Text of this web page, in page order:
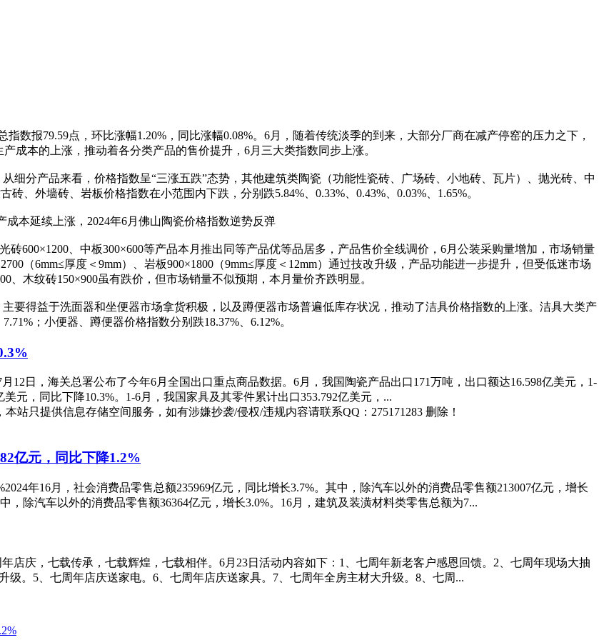
数报79.59点，环比涨幅1.20%，同比涨幅0.08%。6月，随着传统淡季的到来，大部分厂商在减产停窑的压力之下，
成本的上涨，推动着各分类产品的售价提升，6月三大类指数同步上涨。
细分产品来看，价格指数呈“三涨五跌”态势，其他建筑类陶瓷（功能性瓷砖、广场砖、小地砖、瓦片）、抛光砖、中
、外墙砖、岩板价格指数在小范围内下跌，分别跌5.84%、0.33%、0.43%、0.03%、1.65%。
600×1200、中板300×600等产品本月推出同等产品优等品居多，产品售价全线调价，6月公装采购量增加，市场销量
（6mm≤厚度＜9mm）、岩板900×1800（9mm≤厚度＜12mm）通过技改升级，产品功能进一步提升，但受低迷市场
、木纹砖150×900虽有跌价，但市场销量不似预期，本月量价齐跌明显。
要得益于洗面器和坐便器市场拿货积极，以及蹲便器市场普遍低库存状况，推动了洁具价格指数的上涨。洁具大类产
；小便器、蹲便器价格指数分别跌18.37%、6.12%。
12日，海关总署公布了今年6月全国出口重点商品数据。6月，我国陶瓷产品出口171万吨，出口额达16.598亿美元，1-
元，同比下降10.3%。1-6月，我国家具及其零件累计出口353.792亿美元，...
站只提供信息存储空间服务，如有涉嫌抄袭/侵权/违规内容请联系QQ：275171283 删除！
亿元，同比下降1.2%
年16月，社会消费品零售总额235969亿元，同比增长3.7%。其中，除汽车以外的消费品零售额213007亿元，增长
，除汽车以外的消费品零售额36364亿元，增长3.0%。16月，建筑及装潢材料类零售总额为7...
店庆，七载传承，七载辉煌，七载相伴。6月23日活动内容如下：1、七周年新老客户感恩回馈。2、七周年现场大抽
。5、七周年店庆送家电。6、七周年店庆送家具。7、七周年全房主材大升级。8、七周...